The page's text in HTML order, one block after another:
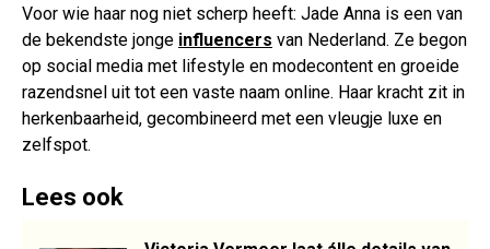
Voor wie haar nog niet scherp heeft: Jade Anna is een van
de bekendste jonge influencers van Nederland. Ze begon
op social media met lifestyle en modecontent en groeide
razendsnel uit tot een vaste naam online. Haar kracht zit in
herkenbaarheid, gecombineerd met een vleugje luxe en
zelfspot.
Lees ook